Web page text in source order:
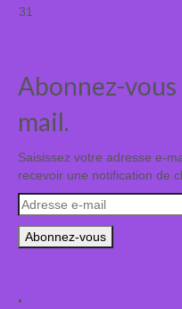
31
Abonnez-vous
mail.
Saisissez votre adresse e-
recevoir une notification de
Adresse
e-
mail
.